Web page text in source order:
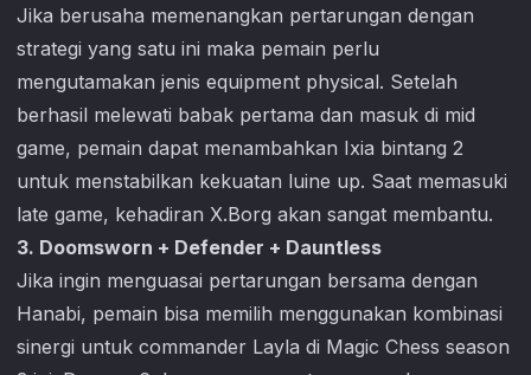
Jika berusaha memenangkan pertarungan dengan
strategi yang satu ini maka pemain perlu
mengutamakan jenis equipment physical. Setelah
berhasil melewati babak pertama dan masuk di mid
game, pemain dapat menambahkan Ixia bintang 2
untuk menstabilkan kekuatan luine up. Saat memasuki
late game, kehadiran X.Borg akan sangat membantu.
3. Doomsworn + Defender + Dauntless
Jika ingin menguasai pertarungan bersama dengan
Hanabi, pemain bisa memilih menggunakan kombinasi
sinergi untuk commander Layla di Magic Chess season